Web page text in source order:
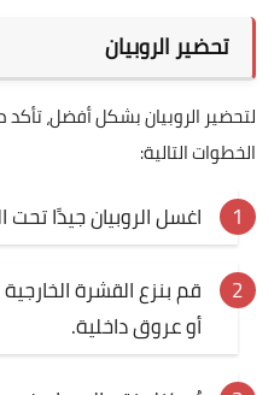
تحضير الروبيان
لتحضير الروبيان بشكل أفضل،
الخطوات التالية:
اغسل الروبيان جيدًا تحت
قم بنزع القشرة
أو عروق داخلية.